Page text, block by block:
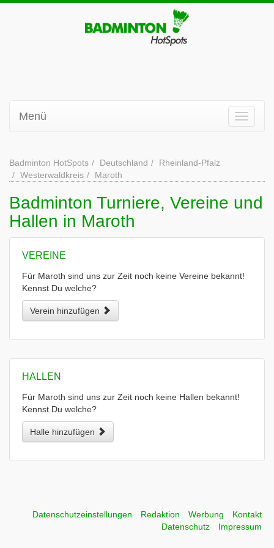
Menü
Badminton HotSpots Deutschland
Rheinland-Pfalz
Westerwaldkreis
Maroth
Badminton Turniere, Vereine und
Hallen in Maroth
VEREINE
Für Maroth sind uns zur Zeit noch keine Vereine bekannt!
Kennst Du welche?
Verein hinzufügen
HALLEN
Für Maroth sind uns zur Zeit noch keine Hallen bekannt!
Kennst Du welche?
Halle hinzufügen
Datenschutzeinstellungen Redaktion Werbung
Kontakt
Datenschutz
Impressum